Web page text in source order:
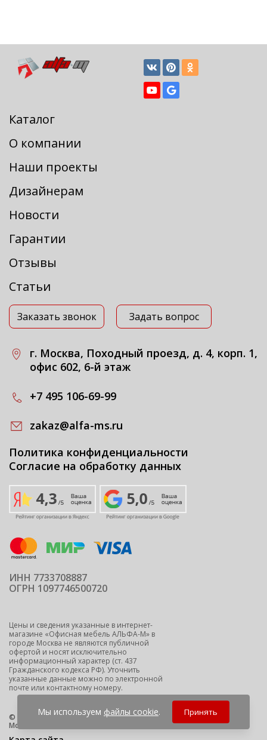
Каталог
О компании
Наши проекты
Дизайнерам
Новости
Гарантии
Отзывы
Статьи
Заказать звонок Задать вопрос
г. Москва, Походный проезд, д. 4, корп. 1,
офис 602, 6-й этаж
+7 495 106-69-99
zakaz@alfa-ms.ru
Политика конфиденциальности
Согласие на обработку данных
ИНН 7733708887
ОГРН 1097746500720
Цены и сведения указанные в интернет-
магазине «Офисная мебель АЛЬФА-М» в
городе Москва не являются публичной
офертой и носят исключительно
информационный характер (ст. 437
Гражданского кодекса РФ). Уточнить
указанные данные можно по электронной
почте или контактному номеру.
© 2009-2026 ООО "Офисная мебель АЛЬФА-М" - офисная мебель
Москва
Мы используем файлы cookie. Принять